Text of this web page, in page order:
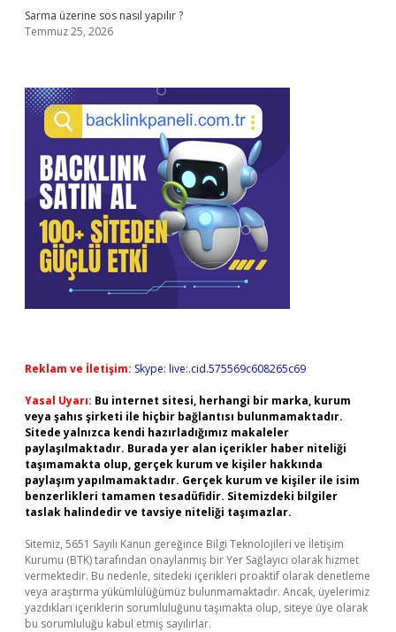
Sarma üzerine sos nasıl yapılır ?
Temmuz 25, 2026
Reklam ve İletişim: Skype: live:.cid.575569c608265c69
Yasal Uyarı: Bu internet sitesi, herhangi bir marka, kurum
veya şahıs şirketi ile hiçbir bağlantısı bulunmamaktadır.
Sitede yalnızca kendi hazırladığımız makaleler
paylaşılmaktadır. Burada yer alan içerikler haber niteliği
taşımamakta olup, gerçek kurum ve kişiler hakkında
paylaşım yapılmamaktadır. Gerçek kurum ve kişiler ile isim
benzerlikleri tamamen tesadüfidir. Sitemizdeki bilgiler
taslak halindedir ve tavsiye niteliği taşımazlar.
Sitemiz, 5651 Sayılı Kanun gereğince Bilgi Teknolojileri ve İletişim
Kurumu (BTK) tarafından onaylanmış bir Yer Sağlayıcı olarak hizmet
vermektedir. Bu nedenle, sitedeki içerikleri proaktif olarak denetleme
veya araştırma yükümlülüğümüz bulunmamaktadır. Ancak, üyelerimiz
yazdıkları içeriklerin sorumluluğunu taşımakta olup, siteye üye olarak
bu sorumluluğu kabul etmiş sayılırlar.